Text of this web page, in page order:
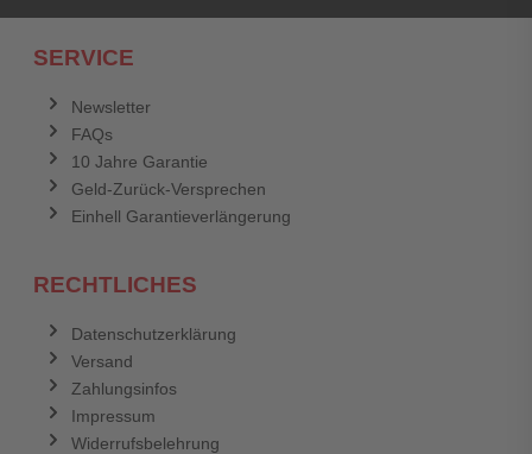
SERVICE
Newsletter
FAQs
10 Jahre Garantie
Geld-Zurück-Versprechen
Einhell Garantieverlängerung
RECHTLICHES
Datenschutzerklärung
Versand
Zahlungsinfos
Impressum
Widerrufsbelehrung